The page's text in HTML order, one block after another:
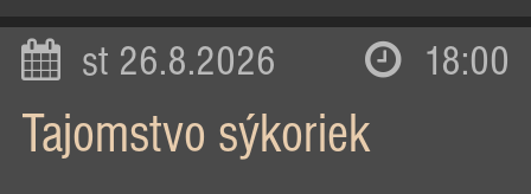
st 26.8.2026 18:00
Tajomstvo sýkoriek